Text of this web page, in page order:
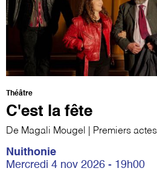
Théâtre
C'est la fête
De Magali Mougel | Premiers
Nuithonie
Mercredi 4 nov 2026 - 19h00